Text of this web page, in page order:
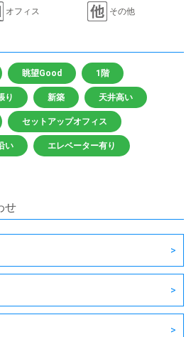
オフィス その他
眺望Good 1階
り 新築 天井高い
セットアップオフィス
い エレベーター有り
せ